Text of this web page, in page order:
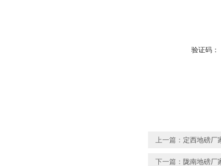
验证码：
上一篇： 定西地磅厂
下一篇： 陇南地磅厂